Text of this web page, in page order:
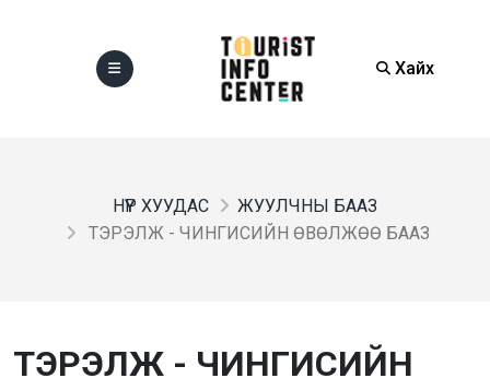
Хайх
НҮҮР ХУУДАС
ЖУУЛЧНЫ БААЗ
ТЭРЭЛЖ - ЧИНГИСИЙН ӨВӨЛЖӨӨ БААЗ
ТЭРЭЛЖ - ЧИНГИСИЙН